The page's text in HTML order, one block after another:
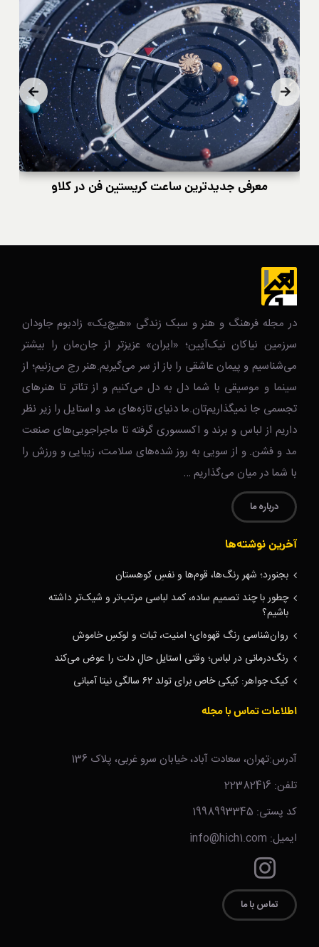
معرفی جدیدترین ساعت کریستین فن در کلاو
در مجله فرهنگ و هنر و سبک زندگی‌ «هیچ‌یک» زادبوم جاودان
سرزمین نیاکان نیک‌‌‌آیین؛ «ایران» عزیزتر از جان‌مان را بیشتر
می‌شناسیم و پیمان عاشقی را باز از سر می‌گیریم.هنر رج می‌زنیم؛ از
سینما و موسیقی با شما دل به دل می‌کنیم و از تئاتر تا هنرهای
تجسمی جا نمیگذاریم‌تان.ما دنیای تازه‌های مد و استایل را زیر نظر
داریم از لباس و برند و اکسسوری گرفته تا ماجراجویی‌های صنعت
مد و فشن. و از سویی به روز شده‌های سلامت، زیبایی و ورزش را
با شما در میان می‌گذاریم …
درباره ما
آخرین نوشته‌ها
بجنورد؛ شهر رنگ‌ها، قوم‌ها و نفسِ کوهستان
چطور با چند تصمیم ساده، کمد لباسی مرتب‌تر و شیک‌تر داشته
باشیم؟
روان‌شناسی رنگ قهوه‌ای؛ امنیت، ثبات و لوکسِ خاموش
رنگ‌درمانی در لباس؛ وقتی استایل حالِ دلت را عوض می‌کند
کیک جواهر: کیکی خاص برای تولد ۶۲ سالگی نیتا آمبانی
اطلاعات تماس با مجله
آدرس:تهران، سعادت آباد، خیابان سرو غربی، پلاک 136
تلفن: 22382416
کد پستی: 1998993345
ایمیل: info@hich1.com
تماس با ما